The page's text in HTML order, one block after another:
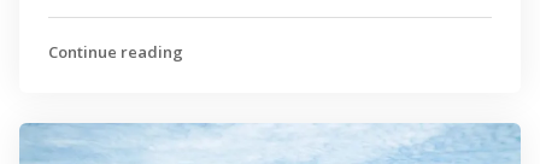
Continue reading